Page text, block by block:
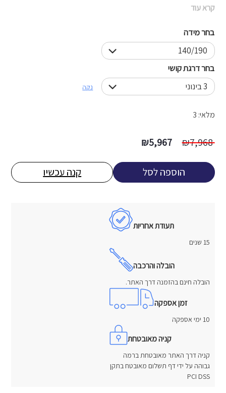
קרא עוד
בחר מידה
בחר דרגת קושי
נקה
7,968
₪
המחיר
המקורי
היה:
7,968 ₪.
5,967
₪
הוא:
5,967 ₪.
מלאי: 3
הוספה לסל קנה עכשיו
תעודת אחריות
15 שנים
הובלה והרכבה
הובלה חינם בהזמנה דרך האתר.
זמן אספקה
10 ימי אספקה
קניה מאובטחת
קניה דרך האתר מאובטחת ברמה
גבוהה על ידי דף תשלום מאובטח בתקן
PCI DSS